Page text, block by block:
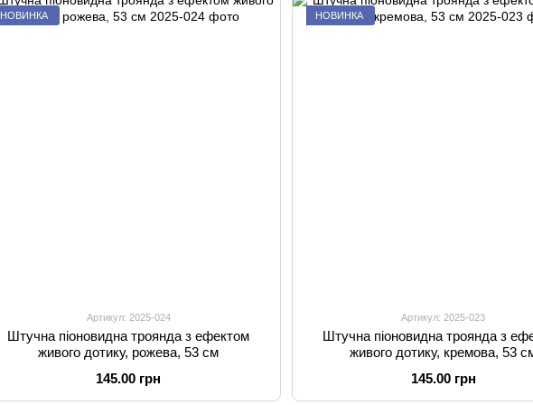
НОВИНКА
Артикул: 2025-024
Штучна піоновидна троянда з ефектом
живого дотику, рожева, 53 см
145.00 грн
НОВИНКА
Артикул: 2025-023
Штучна піоновидна троянда з
живого дотику, кремова, 53
145.00 грн